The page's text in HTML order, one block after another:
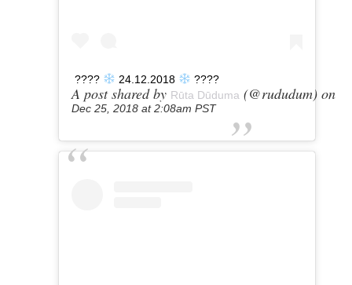
???? 24.12.2018 ????
A post shared by Rūta Dūduma (@rududum) on
Dec 25, 2018 at 2:08am PST